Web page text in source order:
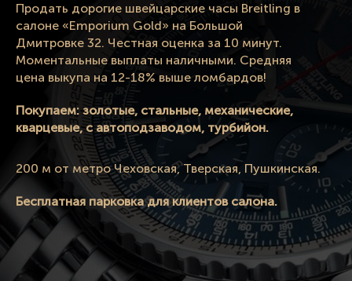
Продать дорогие швейцарские часы Breitling в
салоне «Emporium Gold» на Большой
Дмитровке 32. Честная оценка за 10 минут.
Моментальные выплаты наличными. Средняя
цена выкупа на 12-18% выше ломбардов!
Покупаем: золотые, стальные, механические,
кварцевые, с автоподзаводом, турбийон.
200 м от метро Чеховская, Тверская, Пушкинская.
Бесплатная парковка для клиентов салона.